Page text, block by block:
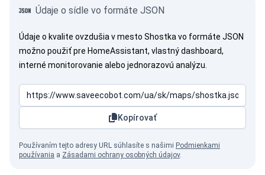
Údaje o sídle vo formáte JSON
Údaje o kvalite ovzdušia v mesto Shostka vo formáte JSON
možno použiť pre HomeAssistant, vlastný dashboard,
interné monitorovanie alebo jednorazovú analýzu.
Kopírovať
Používaním tejto adresy URL súhlasíte s našimi Podmienkami
používania a Zásadami ochrany osobných údajov.